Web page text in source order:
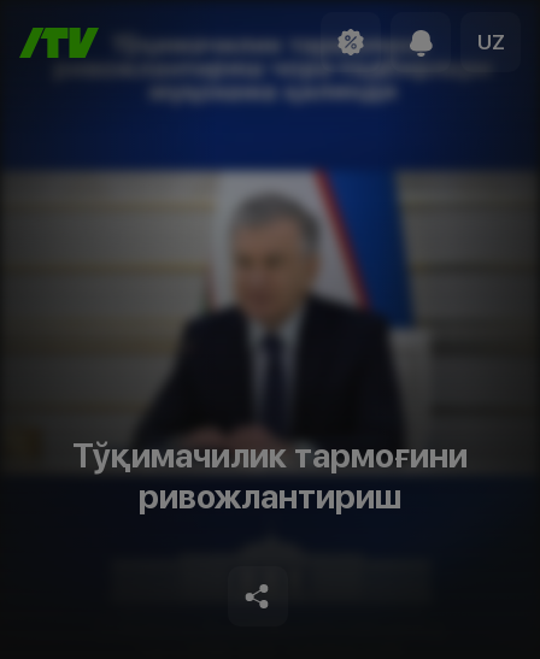
UZ
Тўқимачилик тармоғини
ривожлантириш